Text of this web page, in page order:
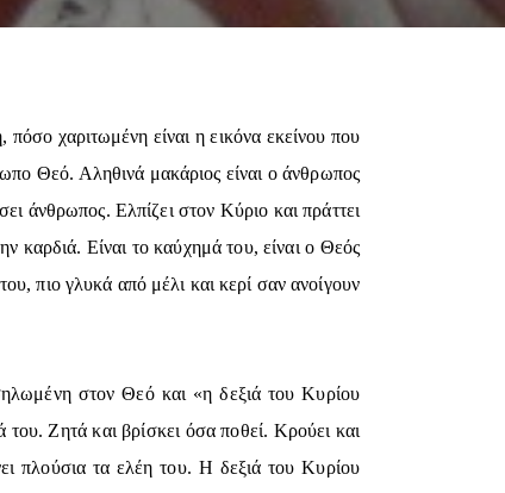
χαριτωμένη είναι η εικόνα εκείνου που
Θεό. Αληθινά μακάριος είναι ο άνθρωπος
άνθρωπος. Ελπίζει στον Κύριο και πράττει
καρδιά. Είναι το καύχημά του, είναι ο Θεός
πιο γλυκά από μέλι και κερί σαν ανοίγουν
στον Θεό και «η δεξιά του Κυρίου
Ζητά και βρίσκει όσα ποθεί. Κρούει και
πλούσια τα ελέη του. Η δεξιά του Κυρίου